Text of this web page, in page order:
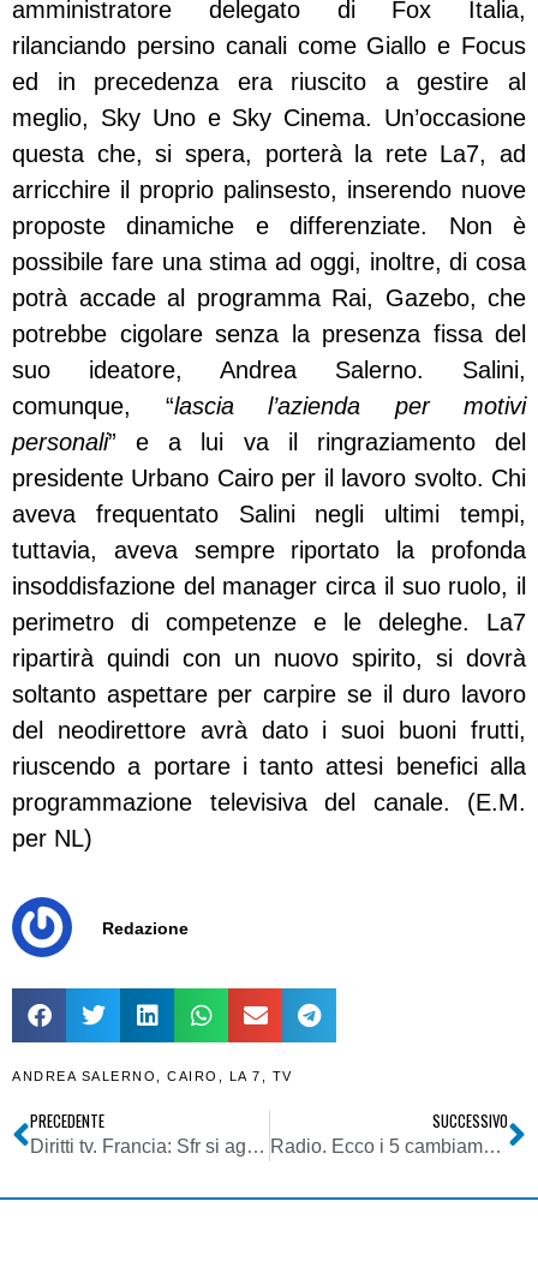
amministratore delegato di Fox Italia,
rilanciando persino canali come Giallo e Focus
ed in precedenza era riuscito a gestire al
meglio, Sky Uno e Sky Cinema. Un’occasione
questa che, si spera, porterà la rete La7, ad
arricchire il proprio palinsesto, inserendo nuove
proposte dinamiche e differenziate. Non è
possibile fare una stima ad oggi, inoltre, di cosa
potrà accade al programma Rai, Gazebo, che
potrebbe cigolare senza la presenza fissa del
suo ideatore, Andrea Salerno. Salini,
comunque, “lascia l’azienda per motivi
personali” e a lui va il ringraziamento del
presidente Urbano Cairo per il lavoro svolto. Chi
aveva frequentato Salini negli ultimi tempi,
tuttavia, aveva sempre riportato la profonda
insoddisfazione del manager circa il suo ruolo, il
perimetro di competenze e le deleghe. La7
ripartirà quindi con un nuovo spirito, si dovrà
soltanto aspettare per carpire se il duro lavoro
del neodirettore avrà dato i suoi buoni frutti,
riuscendo a portare i tanto attesi benefici alla
programmazione televisiva del canale. (E.M.
per NL)
Redazione
ANDREA SALERNO CAIRO LA 7 TV
PRECEDENTE
Diritti tv. Francia: Sfr si aggiudica la Champions, a bocca asciutta Bollorè
SUCCESSIVO
Radio. Ecco i 5 cambiamenti del medium nei prossimi 5 anni